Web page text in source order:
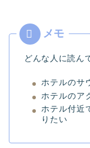
どんな人に読ん
ホテルのサ
ホテルのア
ホテル付近
りたい